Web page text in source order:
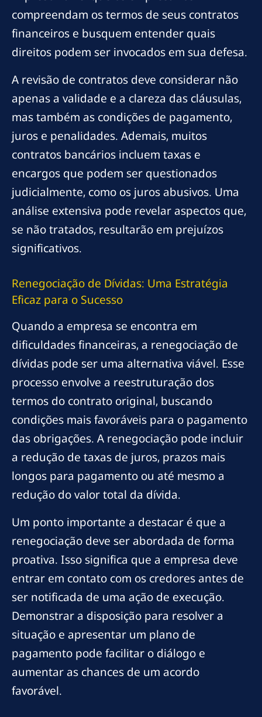
compreendam os termos de seus contratos
financeiros e busquem entender quais
direitos podem ser invocados em sua defesa.
A revisão de contratos deve considerar não
apenas a validade e a clareza das cláusulas,
mas também as condições de pagamento,
juros e penalidades. Ademais, muitos
contratos bancários incluem taxas e
encargos que podem ser questionados
judicialmente, como os juros abusivos. Uma
análise extensiva pode revelar aspectos que,
se não tratados, resultarão em prejuízos
significativos.
Renegociação de Dívidas: Uma Estratégia
Eficaz para o Sucesso
Quando a empresa se encontra em
dificuldades financeiras, a renegociação de
dívidas pode ser uma alternativa viável. Esse
processo envolve a reestruturação dos
termos do contrato original, buscando
condições mais favoráveis para o pagamento
das obrigações. A renegociação pode incluir
a redução de taxas de juros, prazos mais
longos para pagamento ou até mesmo a
redução do valor total da dívida.
Um ponto importante a destacar é que a
renegociação deve ser abordada de forma
proativa. Isso significa que a empresa deve
entrar em contato com os credores antes de
ser notificada de uma ação de execução.
Demonstrar a disposição para resolver a
situação e apresentar um plano de
pagamento pode facilitar o diálogo e
aumentar as chances de um acordo
favorável.